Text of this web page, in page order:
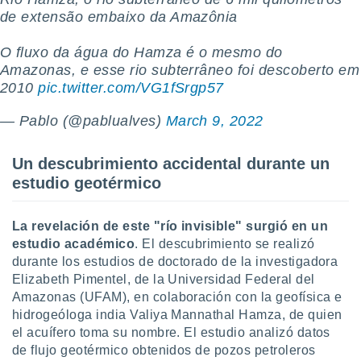
u
momento
en
en
en
de
un
o acceder
datos
perfiles
de extensão embaixo da Amazônia
O fluxo da água do Hamza é o mesmo do
Amazonas, e esse rio subterrâneo foi descoberto em
2010pic.twitter.com/VG1fSrgp57
— Pablo (@pablualves) March 9, 2022
Un descubrimiento accidental durante un
estudio geotérmico
La revelación de este "río invisible" surgió en un
estudio académico. El descubrimiento se realizó
durante los estudios de doctorado de la investigadora
Elizabeth Pimentel, de la Universidad Federal del
Amazonas (UFAM), en colaboración con la geofísica e
hidrogeóloga india Valiya Mannathal Hamza, de quien
el acuífero toma su nombre. El estudio analizó datos
de flujo geotérmico obtenidos de pozos petroleros